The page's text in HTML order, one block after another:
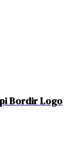
Bordir Logo